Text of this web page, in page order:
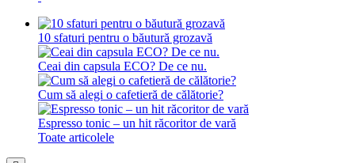
10 sfaturi pentru o băutură grozavă
Ceai din capsula ECO? De ce nu.
Cum să alegi o cafetieră de călătorie?
Espresso tonic – un hit răcoritor de vară
Toate articolele